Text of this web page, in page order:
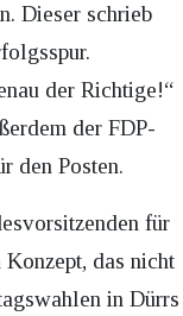
Dieser schrieb
der Richtige!“
der FDP-
den Posten.
für
das nicht
in Dürrs